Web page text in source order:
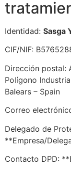
Identidad: Sasga
CIF/NIF:
Dirección postal:
Polígono
Balears – Spain
Correo
Delegado de
**Empresa/
Contacto DPD: